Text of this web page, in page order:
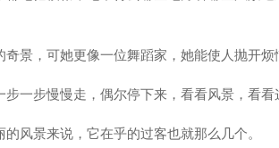
奇景，可她更像一位舞蹈家，她能使人抛开烦
步一步慢慢走，偶尔停下来，看看风景，看看
风景来说，它在乎的过客也就那么几个。